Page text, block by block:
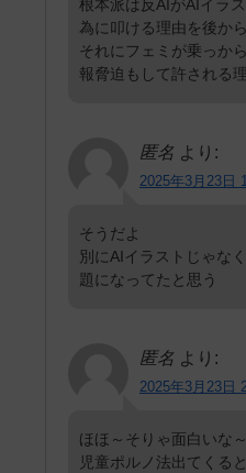
根本派は反AIがAIイラ
為に叩ける理由を後から
それにフェミが乗っか
報脅迫もして許される
匿名 より:
2025年3月23日
そうだよ
別にAIイラストじゃな
題になってたと思う
匿名 より:
2025年3月23日
ほほ～そりゃ面白いな～
児童ポルノ法出てくる